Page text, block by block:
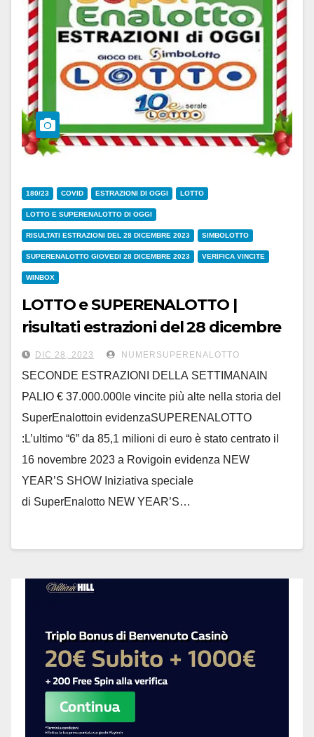
180/23 COVID ESTRAZIONI DI OGGI LOTTO
LOTTO E SUPERENALOTTO DI OGGI
RISULTATI ESTRAZIONI DEL 28 DICEMBRE 2023 SIMBOLOTTO
SUPERENALOTTO GIOVEDI 28 DICEMBRE 2023 VERIFICA VINCITE
WINBOX
LOTTO e SUPERENALOTTO |
risultati estrazioni del 28 dicembre
2023
DIC 28, 2023 NUMERSUPERENALOTTO
SECONDE ESTRAZIONI DELLA SETTIMANAIN
PALIO € 37.000.000le vincite più alte nella storia del
SuperEnalottoin evidenzaSUPERENALOTTO
:L’ultimo “6” da 85,1 milioni di euro è stato centrato il
16 novembre 2023 a Rovigoin evidenza NEW
YEAR’S SHOW Iniziativa speciale
di SuperEnalotto NEW YEAR’S…